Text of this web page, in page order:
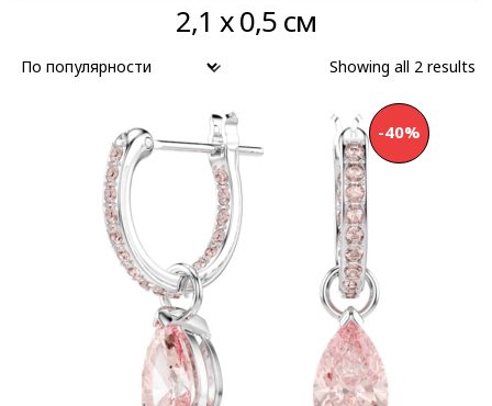
(2)
(2)
SWAROVSKI (2)
2,1 х 0,5 см
Showing all 2 results
-40%